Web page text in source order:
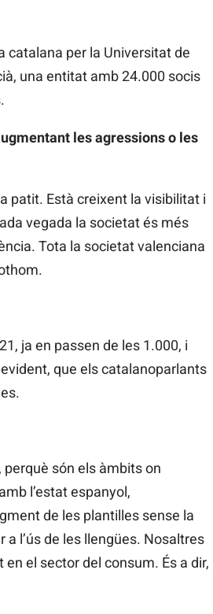
catalana per la Universitat de
una entitat amb 24.000 socis
les agressions o les
patit. Està creixent la visibilitat i
vegada la societat és més
Tota la societat valenciana
ja en passen de les 1.000, i
que els catalanoparlants
són els àmbits on
l’estat espanyol,
de les plantilles sense la
l’ús de les llengües. Nosaltres
el sector del consum. És a dir,